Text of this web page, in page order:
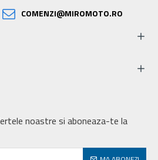
COMENZI@MIROMOTO.RO
noastre si aboneaza-te la